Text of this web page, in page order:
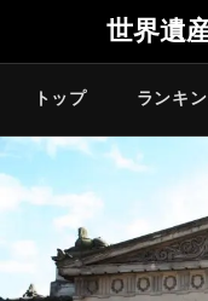
世界遺
トップ ランキ